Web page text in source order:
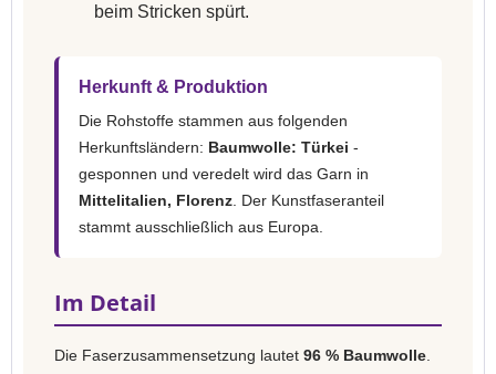
beim Stricken spürt.
Herkunft & Produktion
Die Rohstoffe stammen aus folgenden
Herkunftsländern: Baumwolle: Türkei -
gesponnen und veredelt wird das Garn in
Mittelitalien, Florenz . Der Kunstfaseranteil
stammt ausschließlich aus Europa.
Im Detail
Die Faserzusammensetzung lautet 96 % Baumwolle